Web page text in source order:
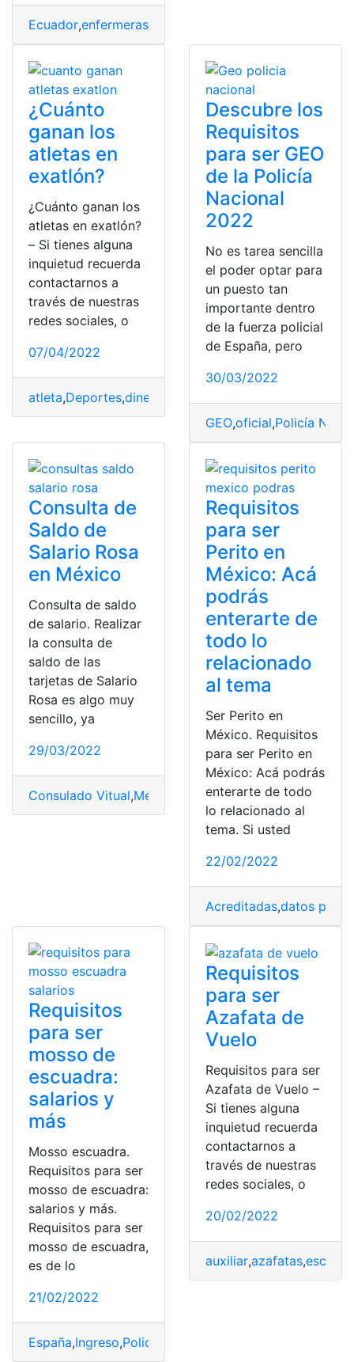
Ecuador,enfermeras
¿Cuánto
ganan los
atletas en
exatlón?
¿Cuánto ganan los
atletas en exatlón?
– Si tienes alguna
inquietud recuerda
contactarnos a
través de nuestras
redes sociales, o
07/04/2022
atleta,Deportes,dinero
Descubre los
Requisitos
para ser GEO
de la Policía
Nacional
2022
No es tarea sencilla
el poder optar para
un puesto tan
importante dentro
de la fuerza policial
de España, pero
30/03/2022
GEO,oficial,Policía
Consulta de
Saldo de
Salario Rosa
en México
Consulta de saldo
de salario. Realizar
la consulta de
saldo de las
tarjetas de Salario
Rosa es algo muy
sencillo, ya
29/03/2022
Consulado Vitual,México Pagos,salarios,sueldo
Requisitos
para ser
Perito en
México: Acá
podrás
enterarte de
todo lo
relacionado
al tema
Ser Perito en
México. Requisitos
para ser Perito en
México: Acá podrás
enterarte de todo
lo relacionado al
tema. Si usted
22/02/2022
Acreditadas,datos
Requisitos
para ser
mosso de
escuadra:
salarios y
más
Mosso escuadra.
Requisitos para ser
mosso de escuadra:
salarios y más.
Requisitos para ser
mosso de escuadra,
es de lo
21/02/2022
España,Ingreso,Policía
Requisitos
para ser
Azafata de
Vuelo
Requisitos para ser
Azafata de Vuelo –
Si tienes alguna
inquietud recuerda
contactarnos a
través de nuestras
redes sociales, o
20/02/2022
auxiliar,azafatas,